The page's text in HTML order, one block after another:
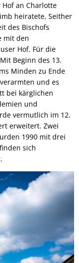
an Charlotte
heiratete, Seither
des Bischofs
mit den
Hof. Für die
Beginn des 13.
Minden zu Ende
und es
bei kärglichen
und
vermutlich im 12.
erweitert. Zwei
1990 mit drei
sich